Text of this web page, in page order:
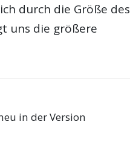
durch die Größe des
uns die größere
in der Version